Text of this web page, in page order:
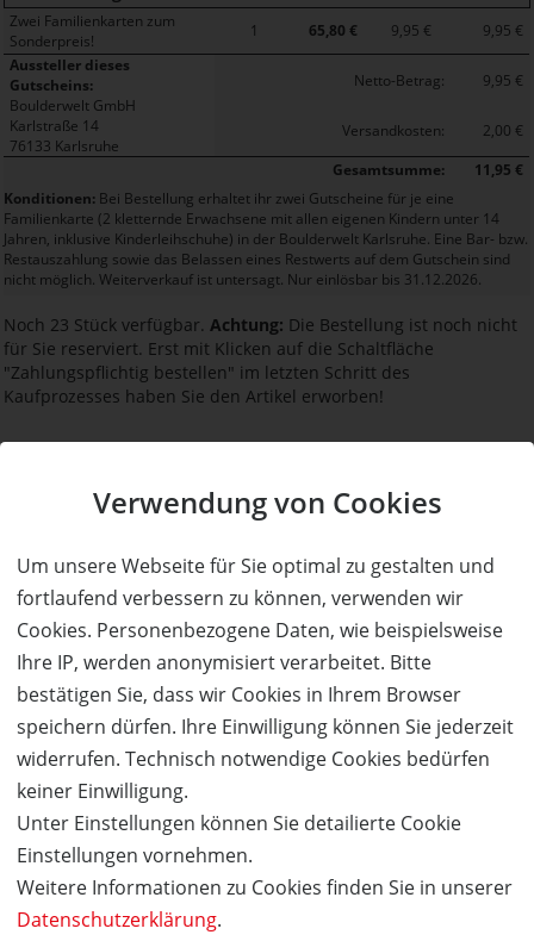
Verwendung von Cookies
Um unsere Webseite für Sie optimal zu gestalten und
fortlaufend verbessern zu können, verwenden wir
Cookies. Personenbezogene Daten, wie beispielsweise
Ihre IP, werden anonymisiert verarbeitet. Bitte
bestätigen Sie, dass wir Cookies in Ihrem Browser
speichern dürfen. Ihre Einwilligung können Sie jederzeit
widerrufen. Technisch notwendige Cookies bedürfen
keiner Einwilligung.
Unter Einstellungen können Sie detailierte Cookie
Einstellungen vornehmen.
Weitere Informationen zu Cookies finden Sie in unserer
Datenschutzerklärung.
Zwei Familienkarten zum
Sonderpreis!
1 65,80 € 9,95 €
9,95 €
Aussteller dieses
Gutscheins:
Boulderwelt GmbH
Karlstraße 14
76133 Karlsruhe
Netto-Betrag: 9,95 €
Versandkosten:
2,00 €
Gesamtsumme:
11,95 €
Konditionen: Bei Bestellung erhaltet ihr zwei Gutscheine für je eine
Familienkarte (2 kletternde Erwachsene mit allen eigenen Kindern unter 14
Jahren, inklusive Kinderleihschuhe) in der Boulderwelt Karlsruhe. Eine Bar- bzw.
Restauszahlung sowie das Belassen eines Restwerts auf dem Gutschein sind
nicht möglich. Weiterverkauf ist untersagt. Nur einlösbar bis 31.12.2026.
Noch 23 Stück verfügbar. Achtung: Die Bestellung ist noch nicht
für Sie reserviert. Erst mit Klicken auf die Schaltfläche
"Zahlungspflichtig bestellen" im letzten Schritt des
Kaufprozesses haben Sie den Artikel erworben!
Kauf ohne Kundenkonto
tätigen. Nach Abschluss des Kaufvorgangs haben Sie die
Möglichkeit, Ihre Daten in einem Kundenkonto speichern zu
BESTELLUNG FORTSETZEN
Kauf über bestehendes Kundenkonto
Wenn Sie bereits ein Kundenkonto haben, können Sie sich
nachfolgend einloggen. Die Daten, die zur Bestellung nötig sind,
werden dann automatisch aus Ihrem Kundenkonto